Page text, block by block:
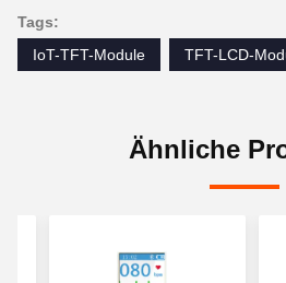
Tags:
IoT-TFT-Module
TFT-LCD-
Ähnliche